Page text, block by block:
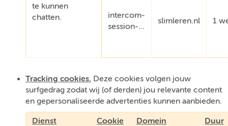
te kunnen
chatten.
intercom-
session-...
slimleren.nl 1
Tracking cookies. Deze cookies volgen jouw
surfgedrag zodat wij (of derden) jou relevante content
en gepersonaliseerde advertenties kunnen aanbieden.
Dienst Cookie Domein Duur